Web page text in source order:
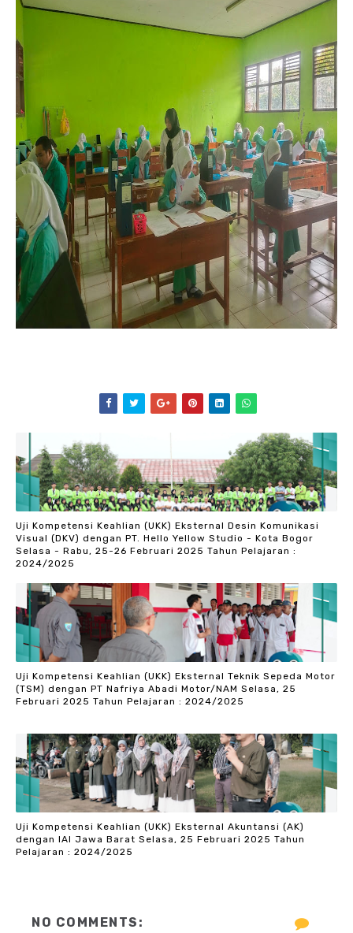
Uji Kompetensi Keahlian (UKK) Eksternal Desin Komunikasi
Visual (DKV) dengan PT. Hello Yellow Studio - Kota Bogor
Selasa - Rabu, 25-26 Februari 2025 Tahun Pelajaran :
2024/2025
Uji Kompetensi Keahlian (UKK) Eksternal Teknik Sepeda Motor
(TSM) dengan PT Nafriya Abadi Motor/NAM Selasa, 25
Februari 2025 Tahun Pelajaran : 2024/2025
Uji Kompetensi Keahlian (UKK) Eksternal Akuntansi (AK)
dengan IAI Jawa Barat Selasa, 25 Februari 2025 Tahun
Pelajaran : 2024/2025
NO COMMENTS: